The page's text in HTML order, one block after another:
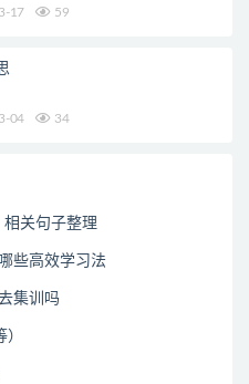
17 59
04 34
关句子整理
些高效学习法
集训吗